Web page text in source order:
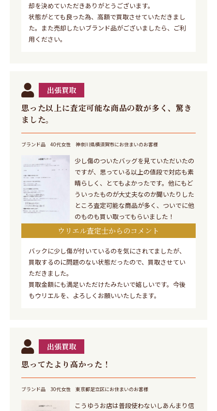
却を決めていただきありがとうございます。
状態がとても良った為、高額で買取させていただきまし
た。また売却したいブランド品がございましたら、ご利
用ください。
思った以上に査定可能な商品の数が多く、驚き
ました。
出張買取
ブランド品 40代女性 神奈川県横須賀市にお住まいのお客様
少し傷のついたバッグを見ていただいたの
ですが、思っている以上の値段で対応も素
晴らしく、とてもよかったです。他にもど
ういったものが大丈夫なのか聞いたりした
ところ査定可能な商品が多く、ついでに他
のものも買い取ってもらいました！
ウリエル査定士からのコメント
バックに少し傷が付いているのを気にされてましたが、
買取するのに問題のない状態だったので、買取させてい
ただきました。
買取金額にも満足いただけたみたいで嬉しいです。今後
もウリエルを、よろしくお願いいたしたます。
思ってたより高かった！
出張買取
ブランド品 30代女性 東京都足立区にお住まいのお客様
こうゆうお店は普段使わないしあんまり信